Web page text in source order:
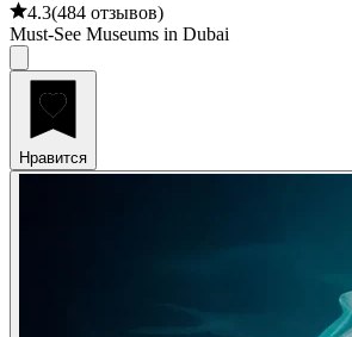
4.3(484 отзывов)
Must-See Museums in Dubai
Нравится